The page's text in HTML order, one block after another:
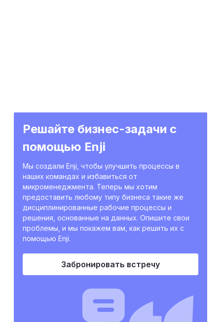
Решайте бизнес-задачи с
помощью Enji
Мы создали Enji, чтобы улучшить процессы в
наших командах и избавиться от
микроменеджмента. Теперь мы хотим
предоставить любому типу бизнеса такие же
дисциплинированные рабочие процессы и
решения, основанные на данных. Опишите свои
проблемы, и мы покажем вам, как решить их с
помощью Enji.
Забронировать встречу